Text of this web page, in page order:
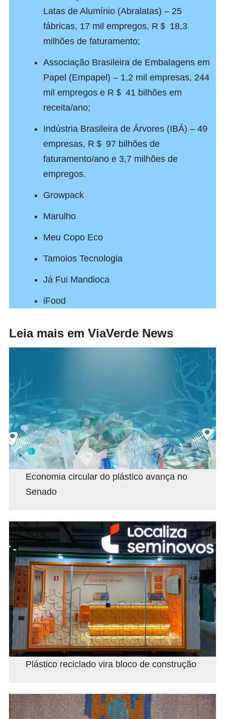
Latas de Alumínio (Abralatas) – 25
fábricas, 17 mil empregos, R＄ 18,3
milhões de faturamento;
Associação Brasileira de Embalagens em
Papel (Empapel) – 1,2 mil empresas, 244
mil empregos e R＄ 41 bilhões em
receita/ano;
Indústria Brasileira de Árvores (IBÁ) – 49
empresas, R＄ 97 bilhões de
faturamento/ano e 3,7 milhões de
empregos.
Growpack
Marulho
Meu Copo Eco
Tamoios Tecnologia
Já Fui Mandioca
iFood
Leia mais em ViaVerde News
Economia circular do plástico avança no
Senado
Plástico reciclado vira bloco de construção